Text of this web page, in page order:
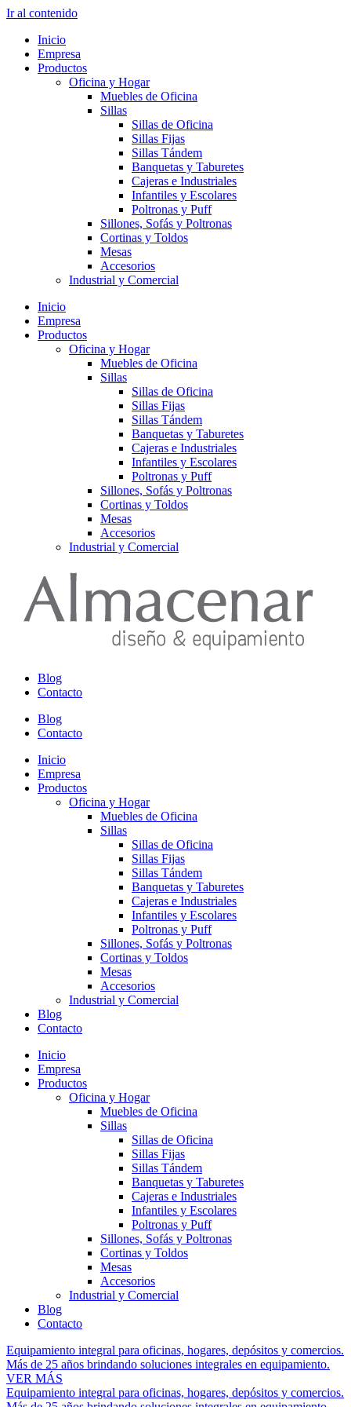
Ir al contenido
Inicio
Empresa
Productos
Oficina y Hogar
Muebles de Oficina
Sillas
Sillas de Oficina
Sillas Fijas
Sillas Tándem
Banquetas y Taburetes
Cajeras e Industriales
Infantiles y Escolares
Poltronas y Puff
Sillones, Sofás y Poltronas
Cortinas y Toldos
Mesas
Accesorios
Industrial y Comercial
Inicio
Empresa
Productos
Oficina y Hogar
Muebles de Oficina
Sillas
Sillas de Oficina
Sillas Fijas
Sillas Tándem
Banquetas y Taburetes
Cajeras e Industriales
Infantiles y Escolares
Poltronas y Puff
Sillones, Sofás y Poltronas
Cortinas y Toldos
Mesas
Accesorios
Industrial y Comercial
Blog
Contacto
Blog
Contacto
Inicio
Empresa
Productos
Oficina y Hogar
Muebles de Oficina
Sillas
Sillas de Oficina
Sillas Fijas
Sillas Tándem
Banquetas y Taburetes
Cajeras e Industriales
Infantiles y Escolares
Poltronas y Puff
Sillones, Sofás y Poltronas
Cortinas y Toldos
Mesas
Accesorios
Industrial y Comercial
Blog
Contacto
Inicio
Empresa
Productos
Oficina y Hogar
Muebles de Oficina
Sillas
Sillas de Oficina
Sillas Fijas
Sillas Tándem
Banquetas y Taburetes
Cajeras e Industriales
Infantiles y Escolares
Poltronas y Puff
Sillones, Sofás y Poltronas
Cortinas y Toldos
Mesas
Accesorios
Industrial y Comercial
Blog
Contacto
Equipamiento integral para oficinas, hogares, depósitos y comercios.
Más de 25 años brindando soluciones integrales en equipamiento.
VER MÁS
Equipamiento integral para oficinas, hogares, depósitos y comercios.